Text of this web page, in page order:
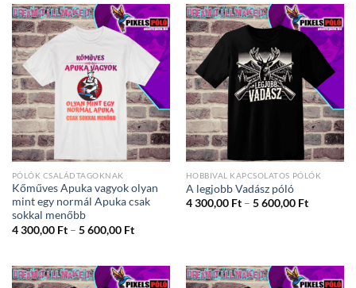
5
600,00 Ft
5
600,00 Ft
PÓLÓK CSALÁDTAGOKNAK
Kőműves Apuka vagyok olyan
mint egy normál Apuka csak
sokkal menőbb
4 300,00 Ft – 5 600,00 FtÁrtartomány:
5
600,00 Ft
HOBBIVAL KAPCSOLATOS PÓLÓK
A legjobb Vadász póló
4 300,00 Ft – 5 600,00 Ft